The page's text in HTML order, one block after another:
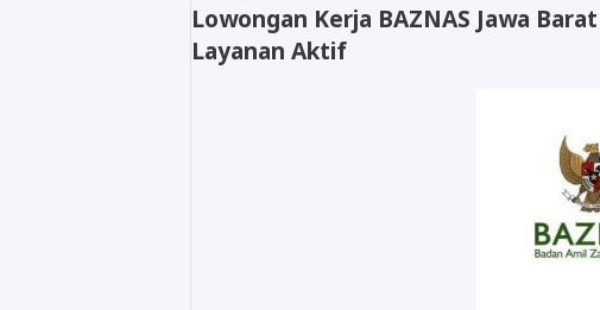
Lowongan Kerja BAZNAS Jawa
Layanan Aktif